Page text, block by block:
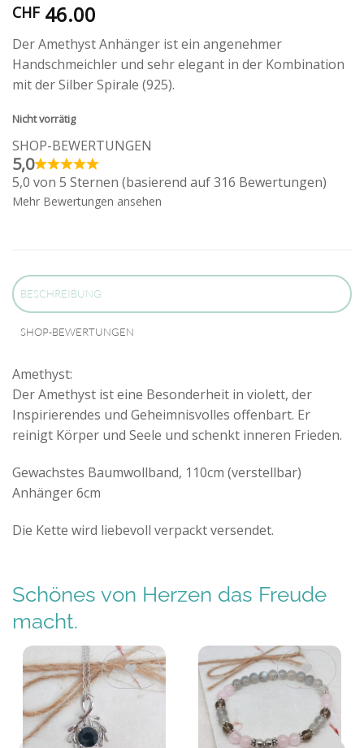
CHF 46.00
Der Amethyst Anhänger ist ein angenehmer
Handschmeichler und sehr elegant in der Kombination
mit der Silber Spirale (925).
Nicht vorrätig
SHOP-BEWERTUNGEN
5,0
5,0 von 5 Sternen (basierend auf 316 Bewertungen)
Mehr Bewertungen ansehen
BESCHREIBUNG
SHOP-BEWERTUNGEN
Amethyst:
Der Amethyst ist eine Besonderheit in violett, der
Inspirierendes und Geheimnisvolles offenbart. Er
reinigt Körper und Seele und schenkt inneren Frieden.
Gewachstes Baumwollband, 110cm (verstellbar)
Anhänger 6cm
Die Kette wird liebevoll verpackt versendet.
Schönes von Herzen das Freude
macht.
Auf die
Auf die
Wunschliste